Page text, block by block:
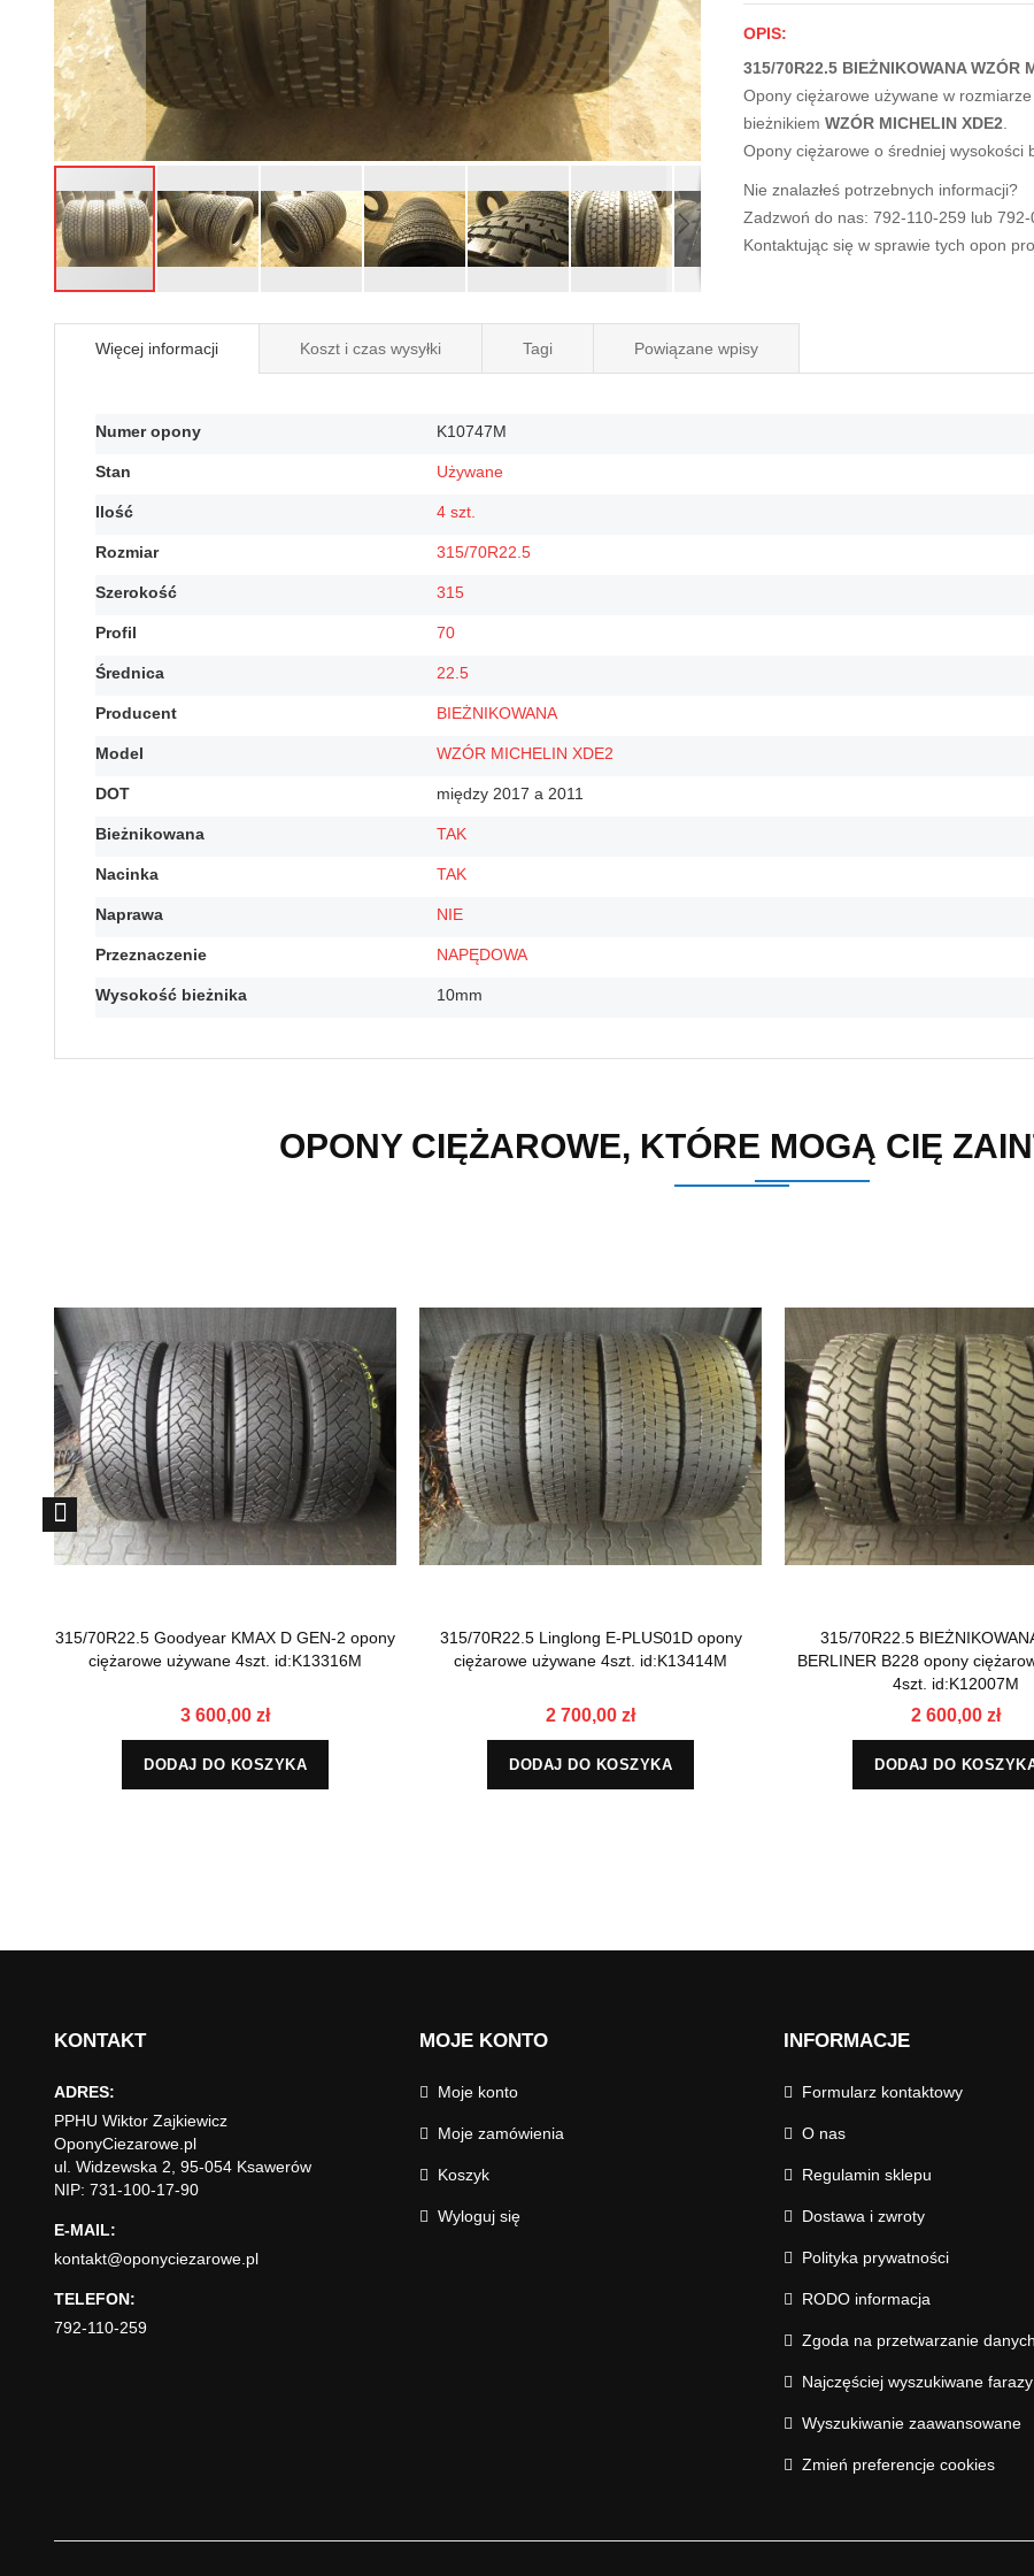
na
początek
OPIS:
315/70R22.5 BIEŻNIKOWANA WZÓR
Opony ciężarowe używane w rozmiarze
bieżnikiem WZÓR MICHELIN XDE2.
Opony ciężarowe o średniej wysokości
Nie znalazłeś potrzebnych informacji?
Zadzwoń do nas: 792-110-259 lub
Kontaktując się w sprawie tych opon
Więcej informacji
Więcej
Numer opony K10747M
Stan Używane
Ilość 4 szt.
Rozmiar 315/70R22.5
Szerokość 315
Profil 70
Średnica 22.5
Producent BIEŻNIKOWANA
Model WZÓR MICHELIN XDE2
DOT między 2017 a 2011
Bieżnikowana TAK
Nacinka TAK
Naprawa NIE
Przeznaczenie NAPĘDOWA
Wysokość bieżnika 10mm
Koszt i czas wysyłki Tagi Powiązane wpisy
OPONY CIĘŻAROWE, KTÓRE MOGĄ CIĘ
315/70R22.5 Goodyear KMAX D GEN-2 opony
ciężarowe używane 4szt. id:K13316M
3 600,00 zł
DODAJ DO KOSZYKA
315/70R22.5 Linglong E-PLUS01D opony
ciężarowe używane 4szt. id:K13414M
2 700,00 zł
DODAJ DO KOSZYKA
315/70R22.5
BERLINER B228 opony
4szt. id:K12007M
2 600,00 zł
DODAJ DO
KONTAKT
ADRES:
PPHU Wiktor Zajkiewicz
OponyCiezarowe.pl
ul. Widzewska 2, 95-054 Ksawerów
NIP: 731-100-17-90
E-MAIL:
kontakt@oponyciezarowe.pl
TELEFON:
792-110-259
MOJE KONTO
Moje konto
Moje zamówienia
Koszyk
Wyloguj się
INFORMACJE
Formularz kontaktowy
O nas
Regulamin sklepu
Dostawa i zwroty
Polityka prywatności
RODO informacja
Zgoda na przetwarzanie
Najczęściej wyszukiwane farazy
Wyszukiwanie zaawansowane
Zmień preferencje cookies